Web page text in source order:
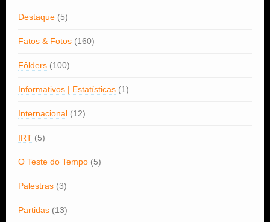
Destaque (5)
Fatos & Fotos (160)
Fôlders (100)
Informativos | Estatísticas (1)
Internacional (12)
IRT (5)
O Teste do Tempo (5)
Palestras (3)
Partidas (13)